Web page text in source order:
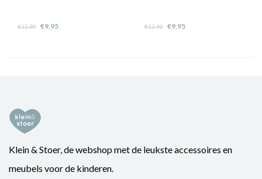
€12,95 €9,95 €12,95 €9,95
Klein & Stoer, de webshop met de leukste accessoires en
meubels voor de kinderen.